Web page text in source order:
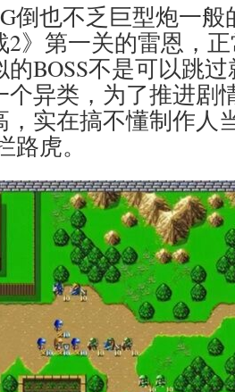
倒也不乏巨型炮一
2》第一关的雷恩，
BOSS不是可以跳
个异类，为了推进剧
，实在搞不懂制作人
虎。